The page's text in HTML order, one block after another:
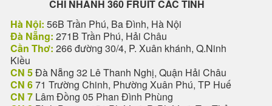
CHI NHANH 360 FRUIT CÁC TỈNH
Hà Nội: 56B Trần Phú, Ba Đình, Hà Nội
Đà Nẵng: 271B Trần Phú, Hải Châu
Cần Thơ: 266 đường 30/4, P. Xuân khánh, Q.Ninh
Kiều
CN 5Đà Nẵng 32 Lê Thanh Nghị, Quận Hải Châu
CN 671 Trường Chinh, Phường Xuân Phú, TP Huế
CN 7 Lâm Đồng 05 Phan Đình Phùng